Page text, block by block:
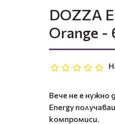
DOZZA
Orange -
Вече не е нужно
Energy
компромиси.